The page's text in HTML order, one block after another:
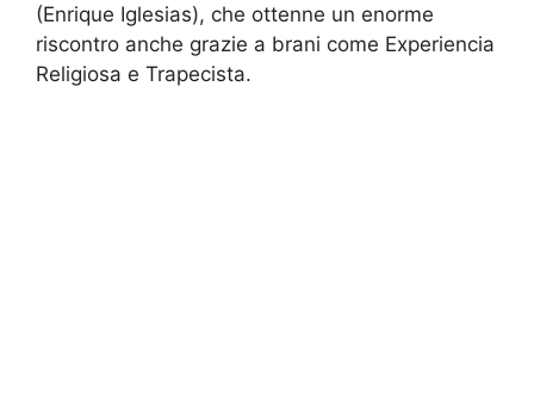
(Enrique Iglesias), che ottenne un enorme
riscontro anche grazie a brani come Experiencia
Religiosa e Trapecista.